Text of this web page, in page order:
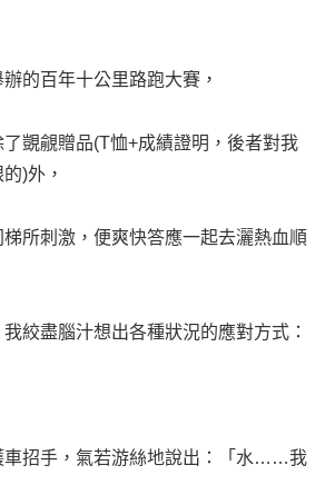
的百年十公里路跑大賽，
覬覦贈品(T恤+成績證明，後者對我
)外，
所刺激，便爽快答應一起去灑熱血順
絞盡腦汁想出各種狀況的應對方式：
車招手，氣若游絲地說出：「水……我